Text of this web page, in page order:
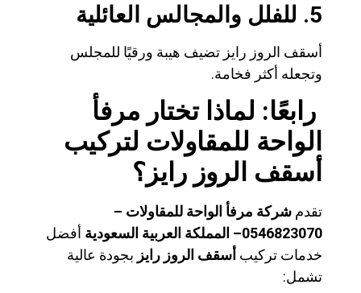
5. للفلل والمجالس العائلية
أسقف الروز رايز تضيف هيبة ورقيًا للمجلس
وتجعله أكثر فخامة.
رابعًا: لماذا تختار مرفأ
الواحة للمقاولات لتركيب
أسقف الروز رايز؟
تقدم شركة مرفأ الواحة للمقاولات –
0546823070– المملكة العربية السعودية
أفضل
خدمات تركيب أسقف الروز رايز بجودة عالية
تشمل: